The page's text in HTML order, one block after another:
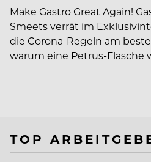
Make Gastro Great Again!
Smeets verrät im
die Corona-Regeln am
warum eine Petrus-Flasche
TOP